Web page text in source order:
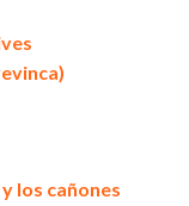
los cañones